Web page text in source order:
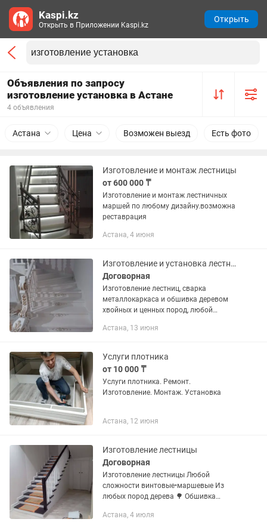
Объявления по запросу
изготовление установка в Астане
4 объявления
Астана Цена Возможен выезд Есть фото
Изготовление и монтаж лестницы
от 600 000 ₸
Изготовление и монтаж лестничных
маршей по любому дизайну.возможна
реставрация
Астана, 4 июня
Изготовление и установка лестниц из металла и дерева.
Договорная
Изготовление лестниц, сварка
металлокаркаса и обшивка деревом
хвойных и ценных пород, любой
Астана, 13 июня
Услуги плотника
от 10 000 ₸
Услуги плотника. Ремонт.
Изготовление. Монтаж. Установка
Астана, 12 июня
Изготовление лестницы
Договорная
Изготовление лестницы Любой
сложности винтовые•маршевые Из
любых пород дерева 🌳 Обшивка
Установка металлический каркас 👩🏻
Астана, 4 июля
Kaspi.kz
Открыть в Приложении Kaspi.kz
Открыть